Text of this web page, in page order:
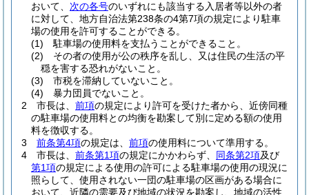
おいて、 次の各号のいずれにも該当する入居者等以外の者
に対して、地方自治法第238条の4第7項の規定により駐車
場の使用を許可することができる。
(1)
駐車場の使用料を支払うことができること。
(2)
その者の使用が公の秩序を乱し、又は住民の生活の平
穏を害する恐れがないこと。
(3)
市税を滞納していないこと。
(4)
暴力団員でないこと。
2
市長は、 前項の規定により許可を受けた者から、近傍同種
の駐車場の使用料との均衡を勘案して別に定める額の使用
料を徴収する。
3
前条第4項の規定は、 前項の使用料について準用する。
4
市長は、 前条第1項の規定にかかわらず、 同条第2項及び
第1項の規定による使用の許可による駐車場の使用の現況に
照らして、使用されない一団の駐車場の区画がある場合に
おいて、近隣の需要及び地域の状況を勘案し、地域の活性